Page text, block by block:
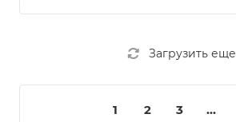
Загрузить еще
1 2 3 ...